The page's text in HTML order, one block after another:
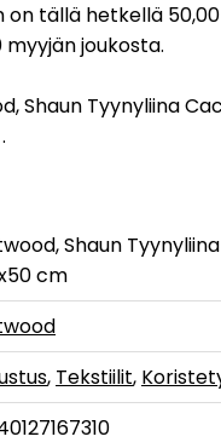
on tällä hetkellä
joukosta.
Shaun Tyynyliina
Shaun
cm
, Tekstiilit,